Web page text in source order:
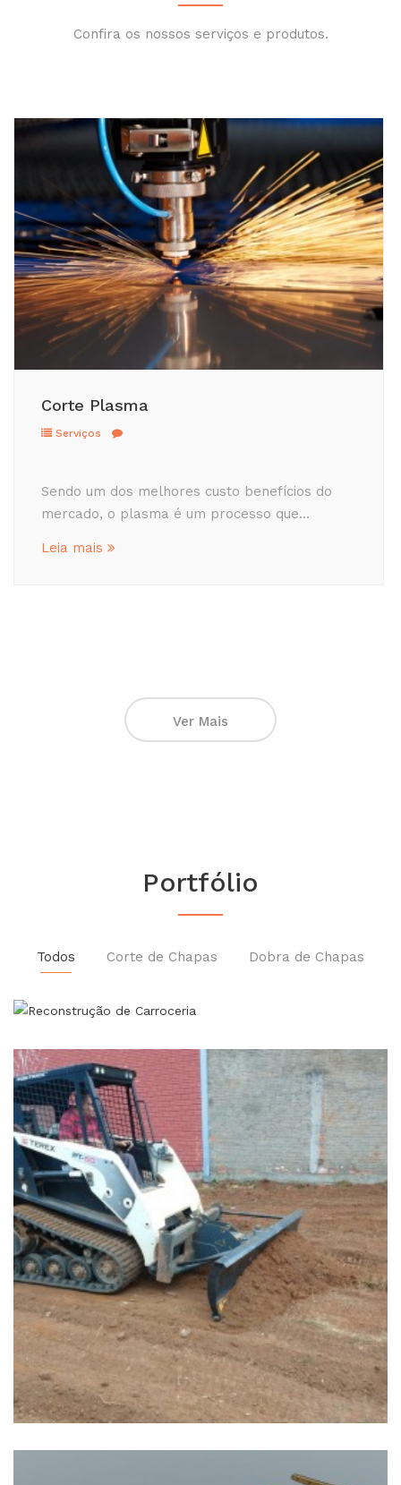
Confira os nossos serviços e produtos.
Calandragem de chapas
Serviços
Realizamos curvaturas em chapas de aço
planas com espessura de até 12,7mm (1/2"
Ver Mais
Portfólio
Todos Corte de Chapas Dobra de Chapas